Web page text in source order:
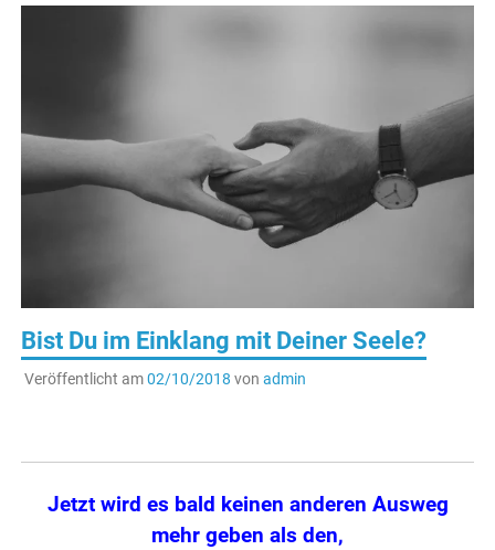
Bist Du im Einklang mit Deiner Seele?
Veröffentlicht am02/10/2018 von admin
Jetzt wird es bald keinen anderen Ausweg
mehr geben als den,